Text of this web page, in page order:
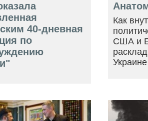
40-дневная
по
Как
США и
Украине